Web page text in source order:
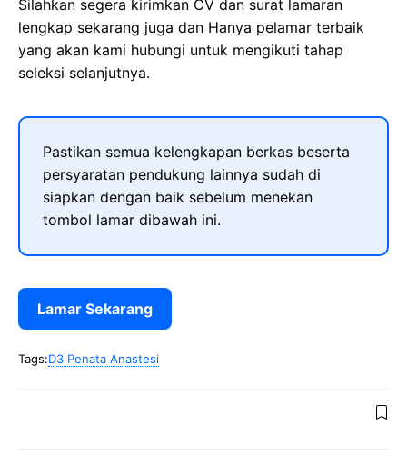
Silahkan segera kirimkan CV dan surat lamaran
lengkap sekarang juga dan Hanya pelamar terbaik
yang akan kami hubungi untuk mengikuti tahap
seleksi selanjutnya.
Pastikan semua kelengkapan berkas beserta
persyaratan pendukung lainnya sudah di
siapkan dengan baik sebelum menekan
tombol lamar dibawah ini.
Lamar Sekarang
Tags:D3 Penata Anastesi